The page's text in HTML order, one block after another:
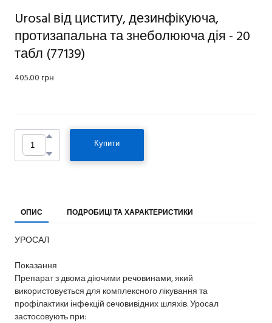
Urosal від циститу, дезинфікуюча,
протизапальна та знеболююча дія - 20
табл (77139)
405.00 грн
Купити
ОПИС ПОДРОБИЦІ ТА ХАРАКТЕРИСТИКИ
УРОСАЛ
Показання
Препарат з двома діючими речовинами, який
використовується для комплексного лікування та
профілактики інфекцій сечовивідних шляхів. Уросал
застосовують при: